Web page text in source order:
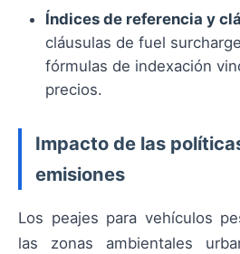
Índices de referencia y
cláusulas de fuel
fórmulas de indexación
precios.
Impacto de las
emisiones
Los peajes para vehículos
las zonas ambientales